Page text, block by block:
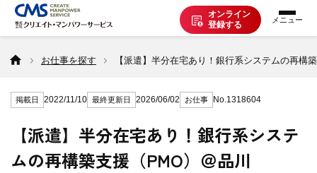
オンライン
登録する
お仕事を探す
派遣で働く
登録の流れ
お仕事を探す 【派遣】半分在宅あり！銀行系システムの再構
掲載日 2022/11/10 最終更新日 2026/06/02 お仕事 No.1318604
【派遣】半分在宅あり！銀行系システ
ムの再構築支援（PMO）＠品川